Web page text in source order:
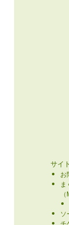
サイ
お
ま
ソ